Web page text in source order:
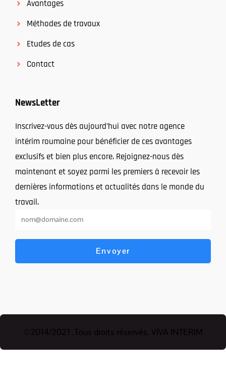
Avantages
Méthodes de travaux
Etudes de cas
Contact
NewsLetter
Inscrivez-vous dès aujourd’hui avec notre agence
intérim roumaine pour bénéficier de ces avantages
exclusifs et bien plus encore. Rejoignez-nous dès
maintenant et soyez parmi les premiers à recevoir les
dernières informations et actualités dans le monde du
travail.
Envoyer
©2014/2021 .Tous droits réservés. VIVA INTERIM